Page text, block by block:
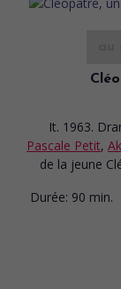
It. 1963.
Pascale Petit,
de la jeune
Durée: 90 min.